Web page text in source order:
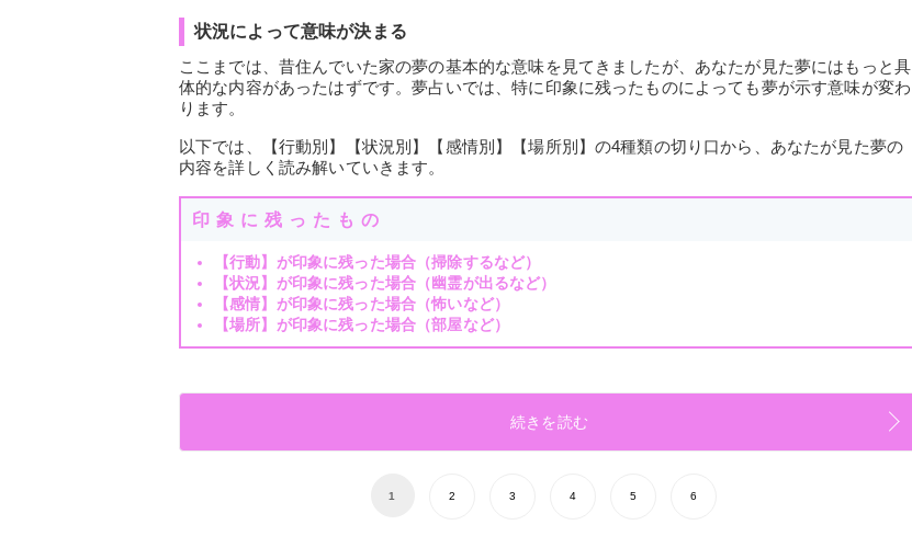
状況によって意味が決まる
ここまでは、昔住んでいた家の夢の基本的な意味を見てきましたが、あなたが見た夢にはもっと具
体的な内容があったはずです。夢占いでは、特に印象に残ったものによっても夢が示す意味が変わ
ります。
以下では、【行動別】【状況別】【感情別】【場所別】の4種類の切り口から、あなたが見た夢の
内容を詳しく読み解いていきます。
印象に残ったもの
【行動】が印象に残った場合（掃除するなど）
【状況】が印象に残った場合（幽霊が出るなど）
【感情】が印象に残った場合（怖いなど）
【場所】が印象に残った場合（部屋など）
続きを読む
1 2 3 4 5 6